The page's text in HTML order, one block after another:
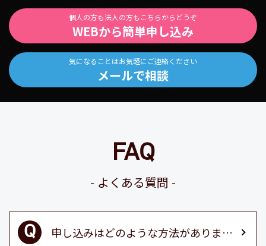
個人の方も法人の方もこちらからどうぞ
WEBから簡単申し込み
気になることはお気軽にご連絡ください
メールで相談
FAQ
よくある質問
申し込みはどのような方法がありますか？